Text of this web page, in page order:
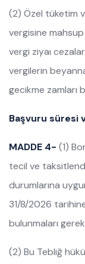
(2) Özel tüketim
vergisine
vergi ziyaı
vergilerin
gecikme zamları
Başvuru süresi
MADDE 4- (1)
tecil ve
durumlarına
31/8/2026
bulunmaları
(2) Bu Tebliğ